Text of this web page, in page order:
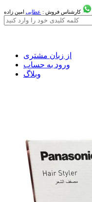
کارشناس فروش : عطایی امین زاده
از زبان مشتری
ورود به حساب
وبلاگ